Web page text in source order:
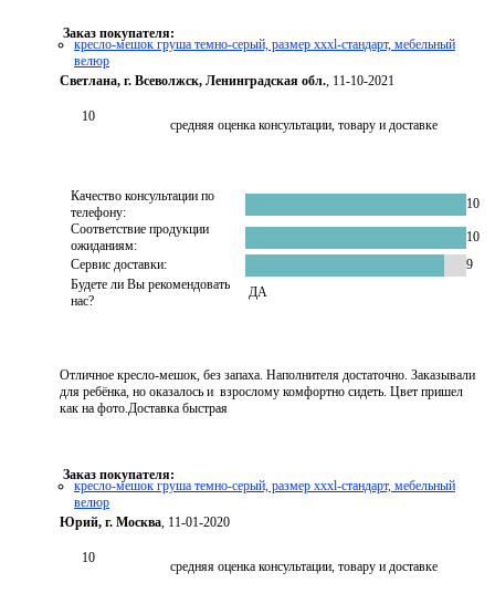
Заказ покупателя:
кресло-мешок груша темно-серый, размер xххl-стандарт, мебельный
велюр
Светлана, г. Всеволжск, Ленинградская обл., 11-10-2021
10
средняя оценка консультации, товару и доставке
Качество консультации по
телефону:
10
Соответствие продукции
ожиданиям:
10
Сервис доставки:
9
Будете ли Вы рекомендовать
нас?
ДА
Отличное кресло-мешок, без запаха. Наполнителя достаточно. Заказывали
для ребёнка, но оказалось и взрослому комфортно сидеть. Цвет пришел
как на фото.Доставка быстрая
Заказ покупателя:
кресло-мешок груша темно-серый, размер xххl-стандарт, мебельный
велюр
Юрий, г. Москва, 11-01-2020
10
средняя оценка консультации, товару и доставке